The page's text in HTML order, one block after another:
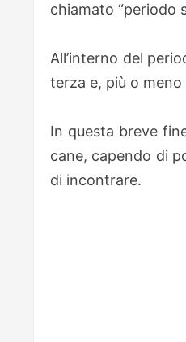
chiamato “periodo
All’interno del
terza e, più o
In questa breve
cane, capendo di
di incontrare.